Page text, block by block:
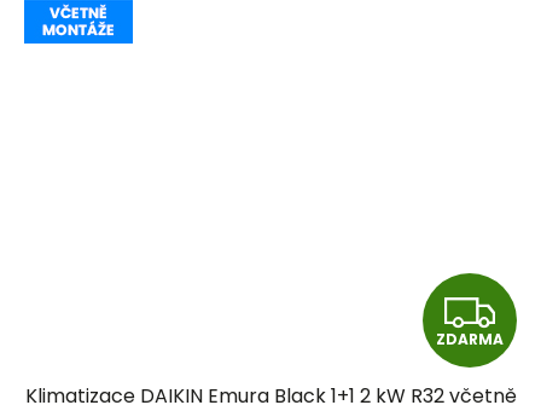
Z
D
ZDARMA
Klimatizace DAIKIN Emura Black 1+1 2 kW R32 včetně